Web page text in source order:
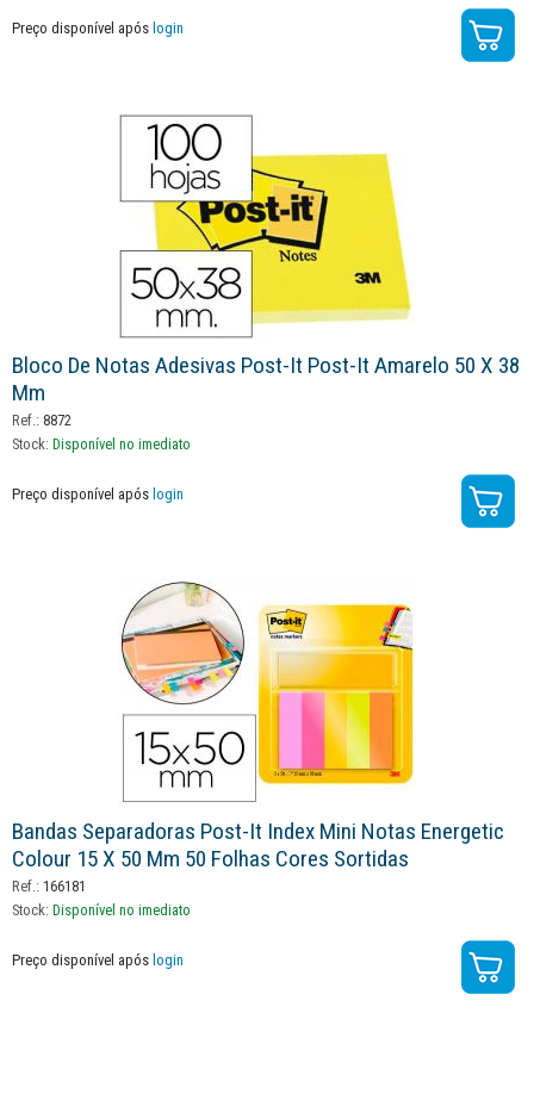
Preço disponível após login
Bloco De Notas Adesivas Post-It Post-It Amarelo 50 X 38
Mm
Ref.: 8872
Stock: Disponível no imediato
Preço disponível após login
Bandas Separadoras Post-It Index Mini Notas Energetic
Colour 15 X 50 Mm 50 Folhas Cores Sortidas
Ref.: 166181
Stock: Disponível no imediato
Preço disponível após login